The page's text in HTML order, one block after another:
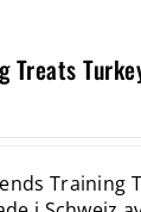
Treats
Training